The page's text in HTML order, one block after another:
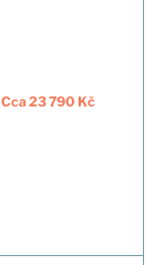
Cca 23 790 Kč